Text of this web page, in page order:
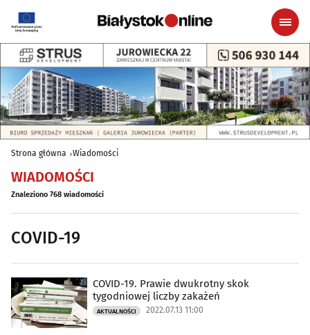
Strona główna Wiadomości
WIADOMOŚCI
Znaleziono 768 wiadomości
COVID-19
COVID-19. Prawie dwukrotny skok
tygodniowej liczby zakażeń
AKTUALNOŚCI 2022.07.13 11:00